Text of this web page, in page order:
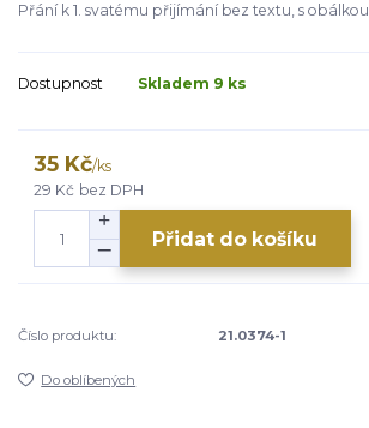
Přání k 1. svatému přijímání bez textu, s obálkou
Dostupnost Skladem 9 ks
35 Kč/ks
29 Kč bez DPH
Přidat do košíku
Číslo produktu: 21.0374-1
Do oblíbených